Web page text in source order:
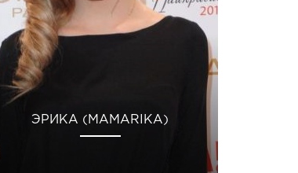
ЭРИКА (MAMARIKA)